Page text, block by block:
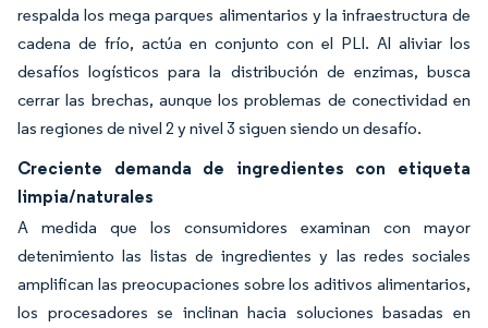
respalda los mega parques alimentarios y la infraestructura de
cadena de frío, actúa en conjunto con el PLI. Al aliviar los
desafíos logísticos para la distribución de enzimas, busca
cerrar las brechas, aunque los problemas de conectividad en
las regiones de nivel 2 y nivel 3 siguen siendo un desafío.
Creciente demanda de ingredientes con etiqueta
limpia/naturales
A medida que los consumidores examinan con mayor
detenimiento las listas de ingredientes y las redes sociales
amplifican las preocupaciones sobre los aditivos alimentarios,
los procesadores se inclinan hacia soluciones basadas en